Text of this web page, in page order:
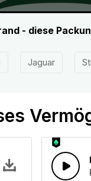
- diese
Jaguar
mitteltempo-